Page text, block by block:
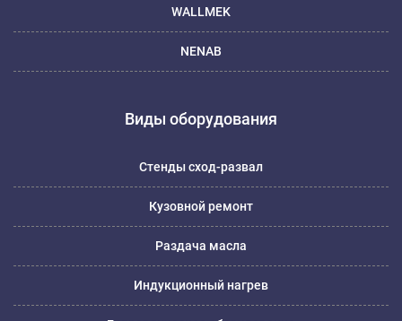
WALLMEK
NENAB
Виды оборудования
Стенды сход-развал
Кузовной ремонт
Раздача масла
Индукционный нагрев